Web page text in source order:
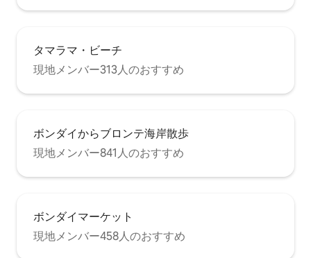
タマラマ・ビーチ
現地メンバー313人のおすすめ
ボンダイからブロンテ海岸散歩
現地メンバー841人のおすすめ
ボンダイマーケット
現地メンバー458人のおすすめ